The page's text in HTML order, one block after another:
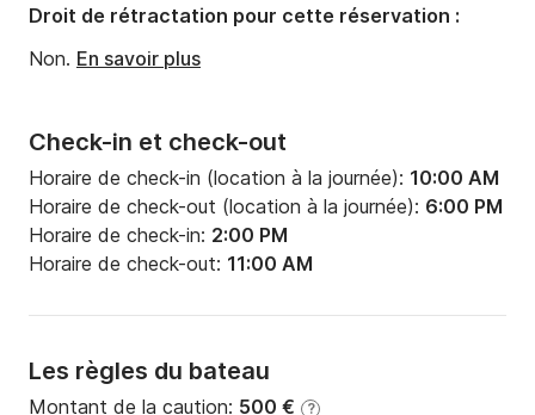
Tirant d'eau:1.1m
Puissance moteur:60cv
Check-in et check-out
Horaire de check-in (location à la journée): 10:00 AM
Horaire de check-out (location à la journée): 6:00 PM
Horaire de check-in: 2:00 PM
Horaire de check-out: 11:00 AM
Les règles du bateau
Montant de la caution: 500 € ?
Droit de rétractation pour cette réservation :
Non. En savoir plus